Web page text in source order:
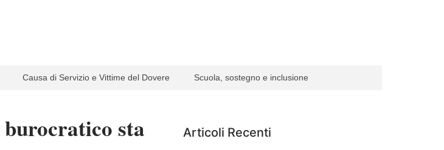
Causa di Servizio e Vittime del Dovere Scuola, sostegno e inclusione
sta Articoli Recenti